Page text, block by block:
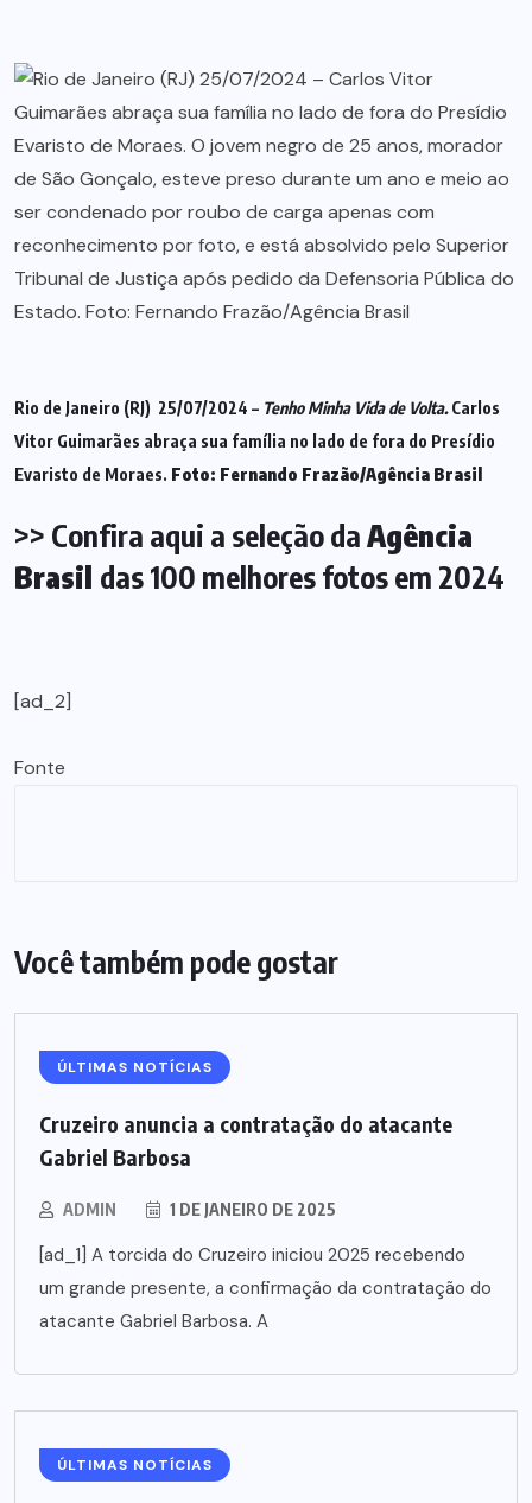
Rio de Janeiro (RJ) 25/07/2024 – Tenho Minha Vida de Volta.Carlos
Vitor Guimarães abraça sua família no lado de fora do Presídio
Evaristo de Moraes. Foto: Fernando Frazão/Agência Brasil
>> Confira aqui a seleção daAgência
Brasil das 100 melhores fotos em 2024
[ad_2]
Fonte
Você também pode gostar
ÚLTIMAS NOTÍCIAS
Cruzeiro anuncia a contratação do atacante
Gabriel Barbosa
ADMIN 1 DE JANEIRO DE 2025
[ad_1] A torcida do Cruzeiro iniciou 2025 recebendo
um grande presente, a confirmação da contratação do
atacante Gabriel Barbosa. A
ÚLTIMAS NOTÍCIAS